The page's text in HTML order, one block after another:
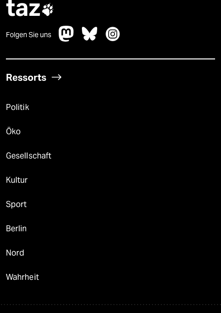
taz
Folgen Sie uns
Ressorts
Politik
Öko
Gesellschaft
Kultur
Sport
Berlin
Nord
Wahrheit